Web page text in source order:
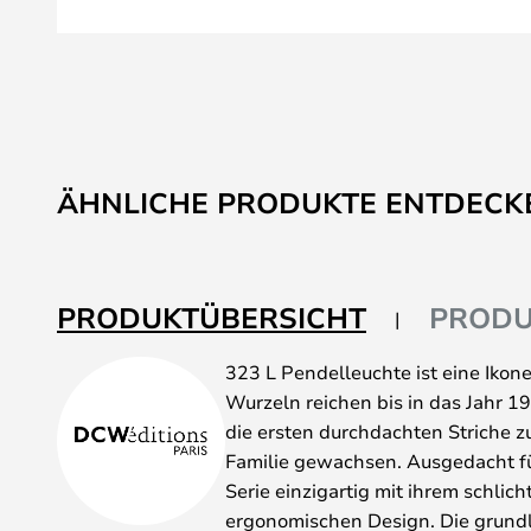
Anfang
der
ÄHNLICHE PRODUKTE
PRODUKTÜBERSICHT
323 L Pendelleuchte ist eine
Wurzeln reichen bis in das Jahr
die ersten durchdachten Striche
Familie gewachsen. Ausgedacht
Serie einzigartig mit ihrem
ergonomischen Design. Die